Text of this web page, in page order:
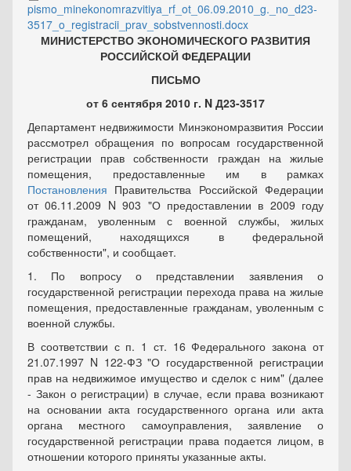
pismo_minekonomrazvitiya_rf_ot_06.09.2010_g._no_d23-
3517_o_registracii_prav_sobstvennosti.docx
МИНИСТЕРСТВО ЭКОНОМИЧЕСКОГО РАЗВИТИЯ
РОССИЙСКОЙ ФЕДЕРАЦИИ
ПИСЬМО
от 6 сентября 2010 г. N Д23-3517
Департамент недвижимости Минэкономразвития России
рассмотрел обращения по вопросам государственной
регистрации прав собственности граждан на жилые
помещения, предоставленные им в рамках
Постановления Правительства Российской Федерации
от 06.11.2009 N 903 "О предоставлении в 2009 году
гражданам, уволенным с военной службы, жилых
помещений, находящихся в федеральной
собственности", и сообщает.
1. По вопросу о представлении заявления о
государственной регистрации перехода права на жилые
помещения, предоставленные гражданам, уволенным с
военной службы.
В соответствии с п. 1 ст. 16 Федерального закона от
21.07.1997 N 122-ФЗ "О государственной регистрации
прав на недвижимое имущество и сделок с ним" (далее
- Закон о регистрации) в случае, если права возникают
на основании акта государственного органа или акта
органа местного самоуправления, заявление о
государственной регистрации права подается лицом, в
отношении которого приняты указанные акты.